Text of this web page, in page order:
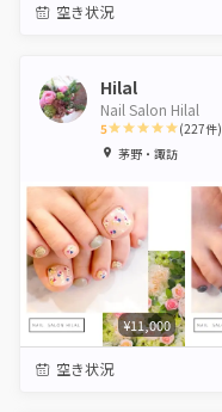
空き状況
Hilal
Nail Salon Hilal
5
1 2 3 4 5
(227件)
茅野・諏訪
¥11,000
空き状況